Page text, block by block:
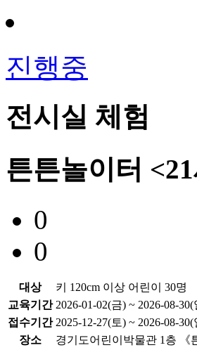
진행중
전시실 체험
튼튼놀이터
0
0
대상
키 120cm 이상 어린이 30명
교육기간 2026-01-02(금) ~ 2026-08-30(
접수기간 2025-12-27(토) ~ 2026-08-30(
장소
경기도어린이박물관 1층 《